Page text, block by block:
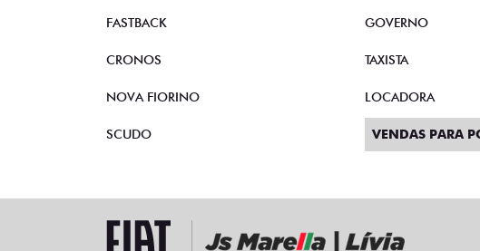
FASTBACK
CRONOS
NOVA FIORINO
SCUDO
GOVERNO
TAXISTA
LOCADORA
VENDAS PARA